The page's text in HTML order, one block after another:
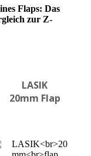
Flaps: Das
zur Z-
LASIK
20mm Flap